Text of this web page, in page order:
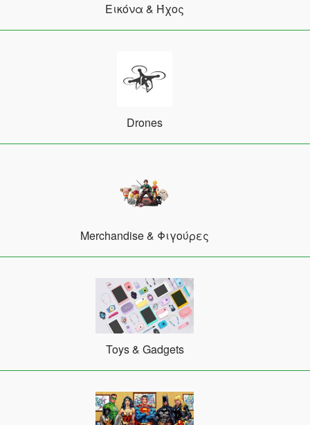
Εικόνα & Ήχος
Drones
Merchandise & Φιγούρες
Toys & Gadgets